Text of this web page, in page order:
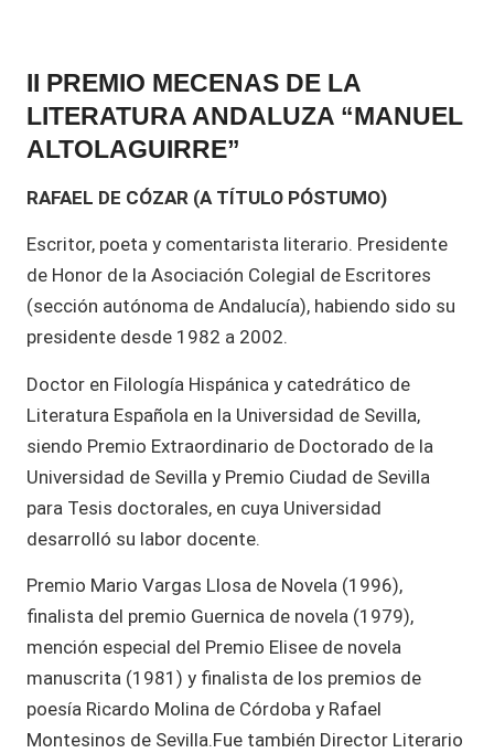
II PREMIO MECENAS DE LA
LITERATURA ANDALUZA “MANUEL
ALTOLAGUIRRE”
RAFAEL DE CÓZAR (A TÍTULO PÓSTUMO)
Escritor, poeta y comentarista literario. Presidente
de Honor de la Asociación Colegial de Escritores
(sección autónoma de Andalucía), habiendo sido su
presidente desde 1982 a 2002.
Doctor en Filología Hispánica y catedrático de
Literatura Española en la Universidad de Sevilla,
siendo Premio Extraordinario de Doctorado de la
Universidad de Sevilla y Premio Ciudad de Sevilla
para Tesis doctorales, en cuya Universidad
desarrolló su labor docente.
Premio Mario Vargas Llosa de Novela (1996),
finalista del premio Guernica de novela (1979),
mención especial del Premio Elisee de novela
manuscrita (1981) y finalista de los premios de
poesía Ricardo Molina de Córdoba y Rafael
Montesinos de Sevilla.Fue también Director Literario